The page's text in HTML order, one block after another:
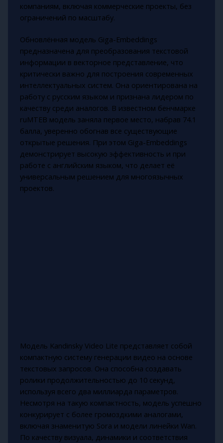
компаниям, включая коммерческие проекты, без
ограничений по масштабу.
Обновлённая модель Giga-Embeddings
предназначена для преобразования текстовой
информации в векторное представление, что
критически важно для построения современных
интеллектуальных систем. Она ориентирована на
работу с русским языком и признана лидером по
качеству среди аналогов. В известном бенчмарке
ruMTEB модель заняла первое место, набрав 74.1
балла, уверенно обогнав все существующие
открытые решения. При этом Giga-Embeddings
демонстрирует высокую эффективность и при
работе с английским языком, что делает её
универсальным решением для многоязычных
проектов.
Модель Kandinsky Video Lite представляет собой
компактную систему генерации видео на основе
текстовых запросов. Она способна создавать
ролики продолжительностью до 10 секунд,
используя всего два миллиарда параметров.
Несмотря на такую компактность, модель успешно
конкурирует с более громоздкими аналогами,
включая знаменитую Sora и модели линейки Wan.
По качеству визуала, динамики и соответствия